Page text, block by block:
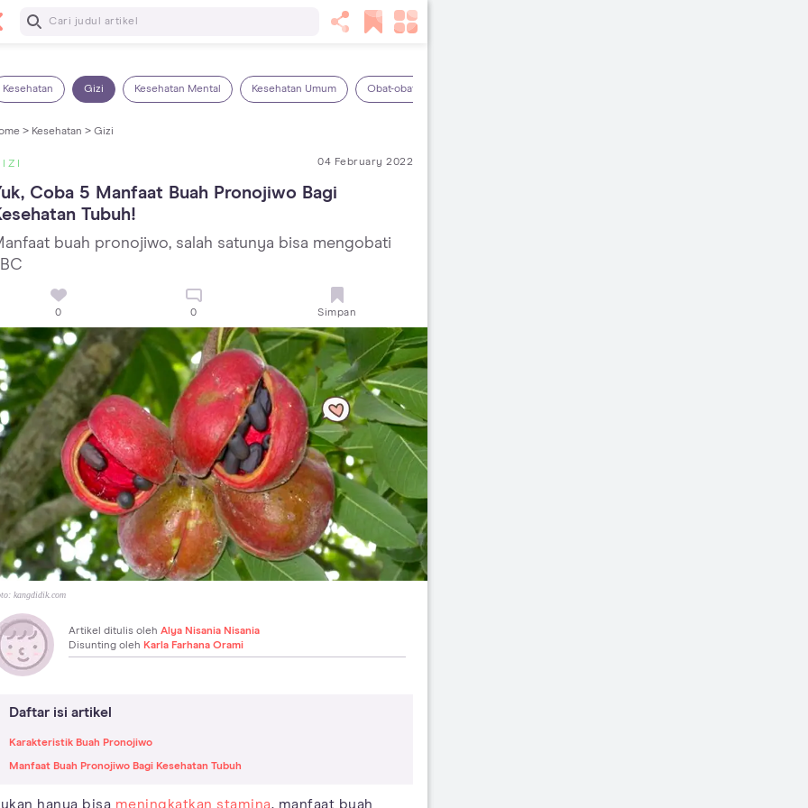
Baca Selanjutnya
Kesehatan Gizi Kesehatan Mental Kesehatan Umum Obat-obatan
> Kesehatan > Gizi
04 February 2022
Coba 5 Manfaat Buah Pronojiwo Bagi
Tubuh!
buah pronojiwo, salah satunya bisa mengobati
0 0 Simpan
kangdidik.com
Artikel ditulis oleh Alya Nisania Nisania
Disunting oleh Karla Farhana Orami
Daftar isi artikel
Karakteristik Buah Pronojiwo
Manfaat Buah Pronojiwo Bagi Kesehatan Tubuh
hanya bisa meningkatkan stamina, manfaat buah